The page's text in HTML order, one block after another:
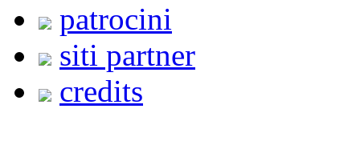
patrocini
siti partner
credits